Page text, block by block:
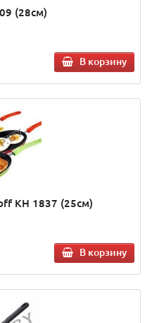
(28см)
В корзину
KH 1837 (25см)
В корзину